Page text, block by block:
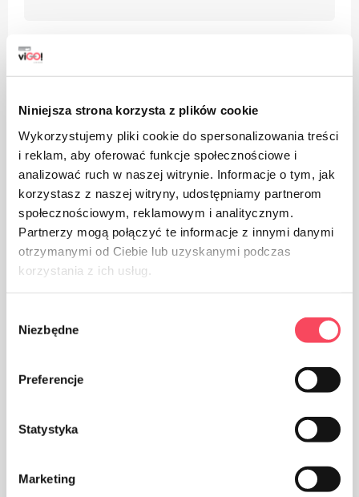
Niniejsza strona korzysta z plików cookie
Wykorzystujemy pliki cookie do spersonalizowania treści
i reklam, aby oferować funkcje społecznościowe i
analizować ruch w naszej witrynie. Informacje o tym, jak
korzystasz z naszej witryny, udostępniamy partnerom
społecznościowym, reklamowym i analitycznym.
Partnerzy mogą połączyć te informacje z innymi danymi
otrzymanymi od Ciebie lub uzyskanymi podczas
korzystania z ich usług.
zgody
Niezbędne
Preferencje
Statystyka
Marketing
Pahvipakkaukset
Certificates
Edut